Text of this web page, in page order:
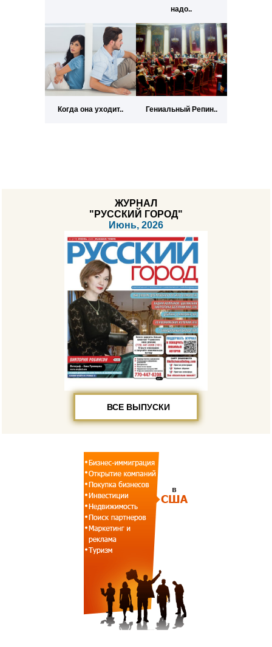
надо..
Когда она уходит.. Гениальный Репин..
ЖУРНАЛ
"РУССКИЙ ГОРОД"
Июнь, 2026
ВСЕ ВЫПУСКИ